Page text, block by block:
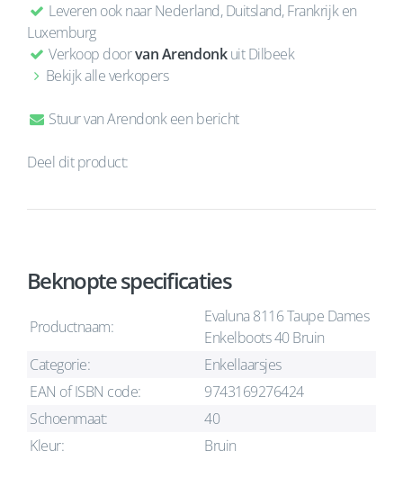
Leveren ook naar Nederland, Duitsland, Frankrijk en
Luxemburg
Verkoop doorvan Arendonkuit Dilbeek
Bekijk alle verkopers
Stuur van Arendonk een bericht
Deel dit product:
Beknopte specificaties
Productnaam:
Evaluna 8116 Taupe Dames
Enkelboots 40 Bruin
Categorie:
Enkellaarsjes
EAN of ISBN code:
9743169276424
Schoenmaat:
40
Kleur:
Bruin